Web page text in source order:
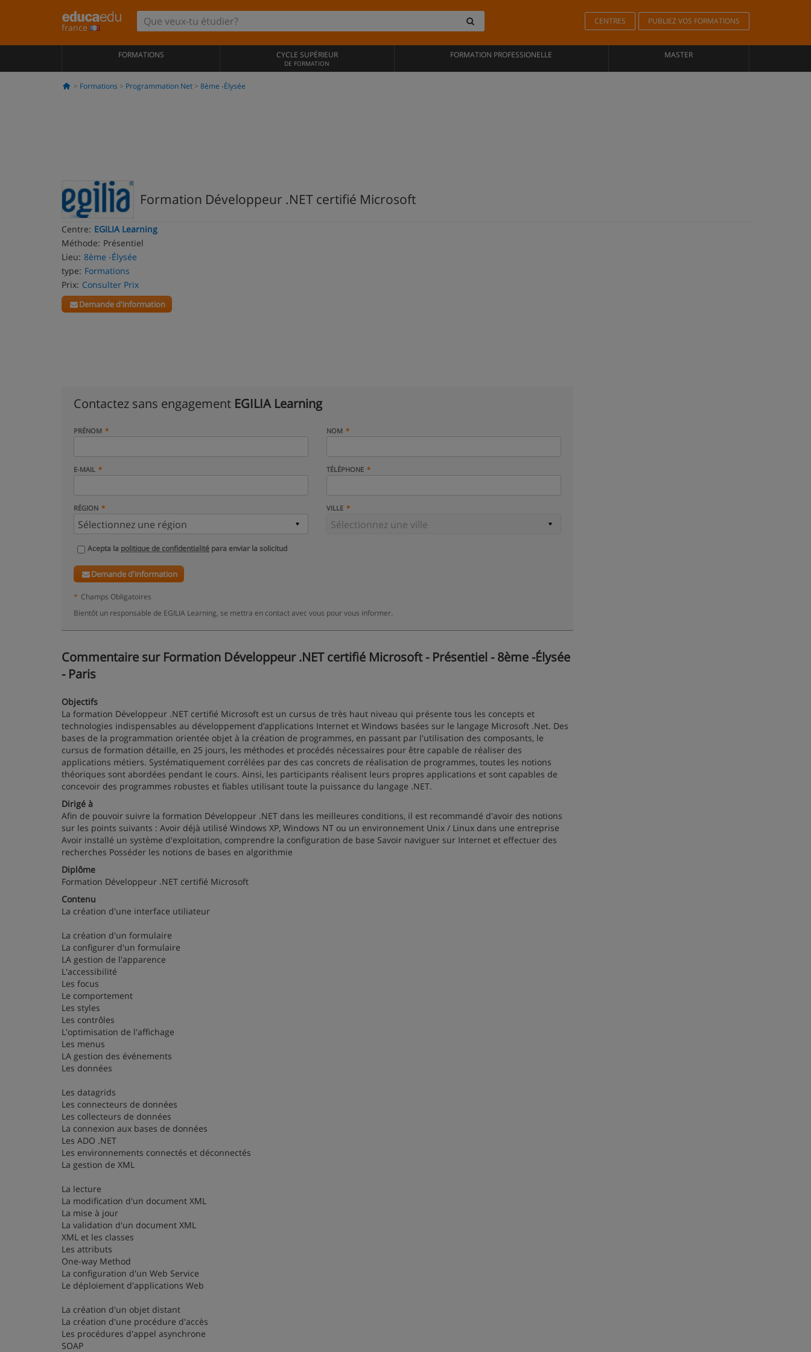
france
CENTRES PUBLIEZ VOS FORMATIONS
FORMATIONS CYCLE SUPÉRIEUR
DE FORMATION
FORMATION PROFESSIONELLE MASTER
Formations Programmation Net 8ème -Élysée
Formation Développeur .NET certifié Microsoft
Centre: EGILIA Learning
Méthode: Présentiel
Lieu: 8ème -Élysée
type: Formations
Prix: Consulter Prix
Demande d'information
Contactez sans engagement EGILIA Learning
PRÉNOM NOM
E-MAIL TÉLÉPHONE
RÉGION VILLE
Acepta la politique de confidentialité para enviar la solicitud
Demande d'information
* Champs Obligatoires
Bientôt un responsable de EGILIA Learning, se mettra en contact avec vous pour vous informer.
Commentaire sur Formation Développeur .NET certifié Microsoft - Présentiel - 8ème -Élysée
- Paris
Objectifs
La formation Développeur .NET certifié Microsoft est un cursus de très haut niveau qui présente tous les concepts et
technologies indispensables au développement d’applications Internet et Windows basées sur le langage Microsoft .Net. Des
bases de la programmation orientée objet à la création de programmes, en passant par l'utilisation des composants, le
cursus de formation détaille, en 25 jours, les méthodes et procédés nécessaires pour être capable de réaliser des
applications métiers. Systématiquement corrélées par des cas concrets de réalisation de programmes, toutes les notions
théoriques sont abordées pendant le cours. Ainsi, les participants réalisent leurs propres applications et sont capables de
concevoir des programmes robustes et fiables utilisant toute la puissance du langage .NET.
Dirigé à
Afin de pouvoir suivre la formation Développeur .NET dans les meilleures conditions, il est recommandé d'avoir des notions
sur les points suivants : Avoir déjà utilisé Windows XP, Windows NT ou un environnement Unix / Linux dans une entreprise
Avoir installé un système d'exploitation, comprendre la configuration de base Savoir naviguer sur Internet et effectuer des
recherches Posséder les notions de bases en algorithmie
Diplôme
Formation Développeur .NET certifié Microsoft
Contenu
La création d'une interface utiliateur
La création d'un formulaire
La configurer d'un formulaire
LA gestion de l'apparence
L'accessibilité
Les focus
Le comportement
Les styles
Les contrôles
L'optimisation de l'affichage
Les menus
LA gestion des événements
Les données
Les datagrids
Les connecteurs de données
Les collecteurs de données
La connexion aux bases de données
Les ADO .NET
Les environnements connectés et déconnectés
La gestion de XML
La lecture
La modification d'un document XML
La mise à jour
La validation d'un document XML
XML et les classes
Les attributs
One-way Method
La configuration d'un Web Service
Le déploiement d'applications Web
La création d'un objet distant
La création d'une procédure d'accès
Les procédures d'appel asynchrone
SOAP